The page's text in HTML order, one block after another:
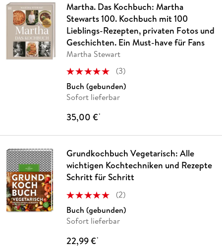
Martha. Das Kochbuch: Martha
Stewarts 100. Kochbuch mit 100
Lieblings-Rezepten, privaten Fotos und
Geschichten. Ein Must-have für Fans
Martha Stewart
(3)
Buch (gebunden)
Sofort lieferbar
35,00 €*
Grundkochbuch Vegetarisch: Alle
wichtigen Kochtechniken und Rezepte
Schritt für Schritt
(2)
Buch (gebunden)
Sofort lieferbar
22,99 €*